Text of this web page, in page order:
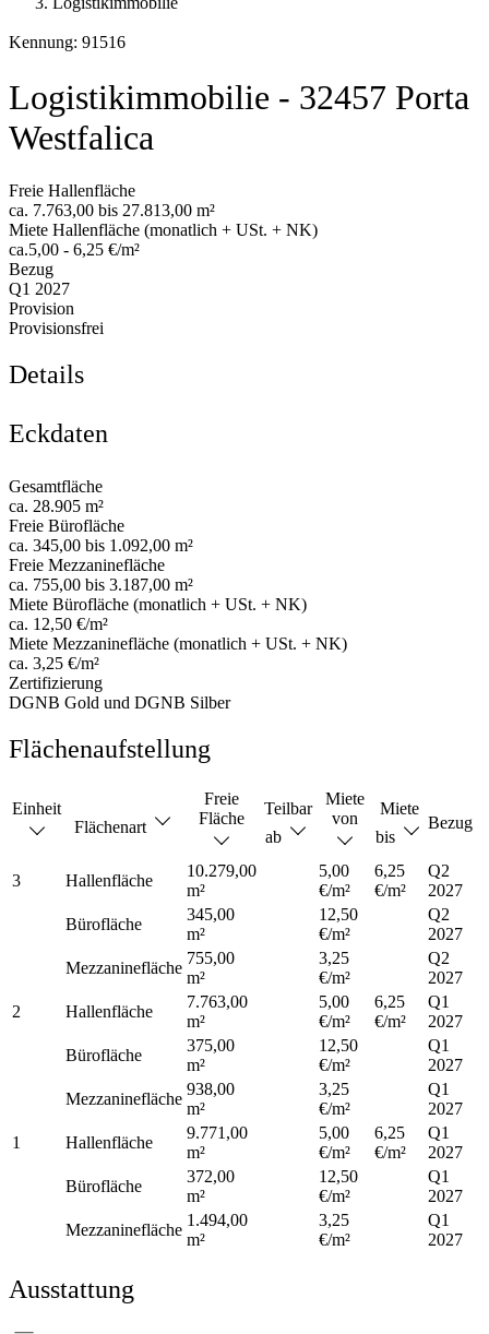
Kennung: 91516
Logistikimmobilie - 32457 Porta
Westfalica
Freie Hallenfläche
ca. 7.763,00 bis 27.813,00 m²
Miete Hallenfläche (monatlich + USt. + NK)
ca.5,00 - 6,25 €/m²
Bezug
Q1 2027
Provision
Provisionsfrei
Details
Eckdaten
Gesamtfläche
ca. 28.905 m²
Freie Bürofläche
ca. 345,00 bis 1.092,00 m²
Freie Mezzaninefläche
ca. 755,00 bis 3.187,00 m²
Miete Bürofläche (monatlich + USt. + NK)
ca. 12,50 €/m²
Miete Mezzaninefläche (monatlich + USt. + NK)
ca. 3,25 €/m²
Zertifizierung
DGNB Gold und DGNB Silber
Flächenaufstellung
Einheit
Flächenart
Freie
Fläche
Teilbar
ab
Miete
von
Miete
bis
Bezug
3 Hallenfläche
10.279,00
m²
5,00
€/m²
6,25
€/m²
Q2
2027
Bürofläche
345,00
m²
12,50
€/m²
Q2
2027
Mezzaninefläche
755,00
m²
3,25
€/m²
Q2
2027
2
Hallenfläche
7.763,00
m²
5,00
€/m²
6,25
€/m²
Q1
2027
Bürofläche
375,00
m²
12,50
€/m²
Q1
2027
Mezzaninefläche
938,00
m²
3,25
€/m²
Q1
2027
1
Hallenfläche
9.771,00
m²
5,00
€/m²
6,25
€/m²
Q1
2027
Bürofläche
372,00
m²
12,50
€/m²
Q1
2027
Mezzaninefläche
1.494,00
m²
3,25
€/m²
Q1
2027
Ausstattung